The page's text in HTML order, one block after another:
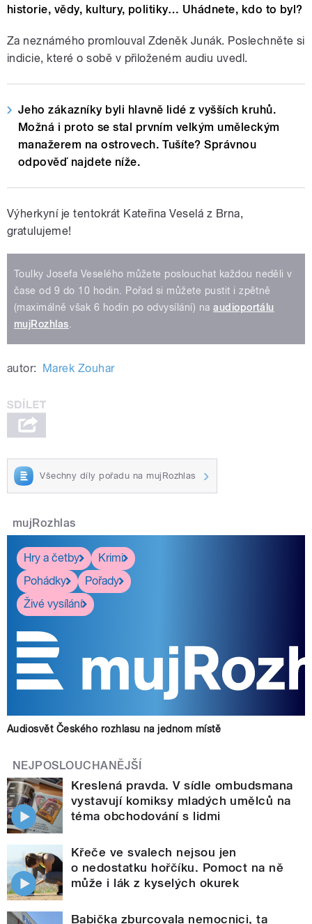
historie, vědy, kultury, politiky… Uhádnete, kdo to byl?
Za neznámého promlouval Zdeněk Junák. Poslechněte si
indicie, které o sobě v přiloženém audiu uvedl.
Jeho zákazníky byli hlavně lidé z vyšších kruhů.
Možná i proto se stal prvním velkým uměleckým
manažerem na ostrovech. Tušíte? Správnou
odpověď najdete níže.
Výherkyní je tentokrát Kateřina Veselá z Brna,
gratulujeme!
Toulky Josefa Veselého můžete poslouchat každou neděli v
čase od 9 do 10 hodin. Pořad si můžete pustit i zpětně
(maximálně však 6 hodin po odvysílání) naaudioportálu
mujRozhlas
autor: Marek Zouhar
Všechny díly pořadu na mujRozhlas
mujRozhlas
Hry a četby
Krimi
Pohádky
Pořady
Živé vysílání
Audiosvět Českého rozhlasu na jednom místě
NEJPOSLOUCHANĚJŠÍ
Kreslená pravda. V sídle ombudsmana
vystavují komiksy mladých umělců na
téma obchodování s lidmi
Křeče ve svalech nejsou jen
o nedostatku hořčíku. Pomoct na ně
může i lák z kyselých okurek
Babička zburcovala nemocnici, ta